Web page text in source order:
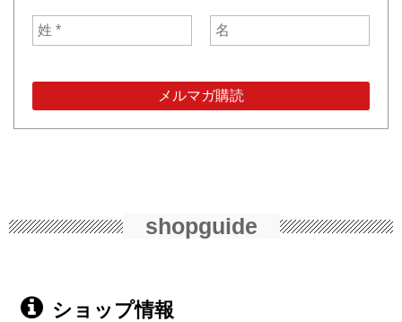
shopguide
ショップ情報